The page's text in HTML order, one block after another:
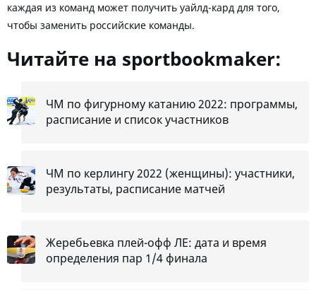
каждая из команд может получить уайлд-кард для того,
чтобы заменить российские команды.
Читайте на sportbookmaker:
ЧМ по фигурному катанию 2022: программы,
расписание и список участников
ЧМ по керлингу 2022 (женщины): участники,
результаты, расписание матчей
Жеребьевка плей-офф ЛЕ: дата и время
определения пар 1/4 финала